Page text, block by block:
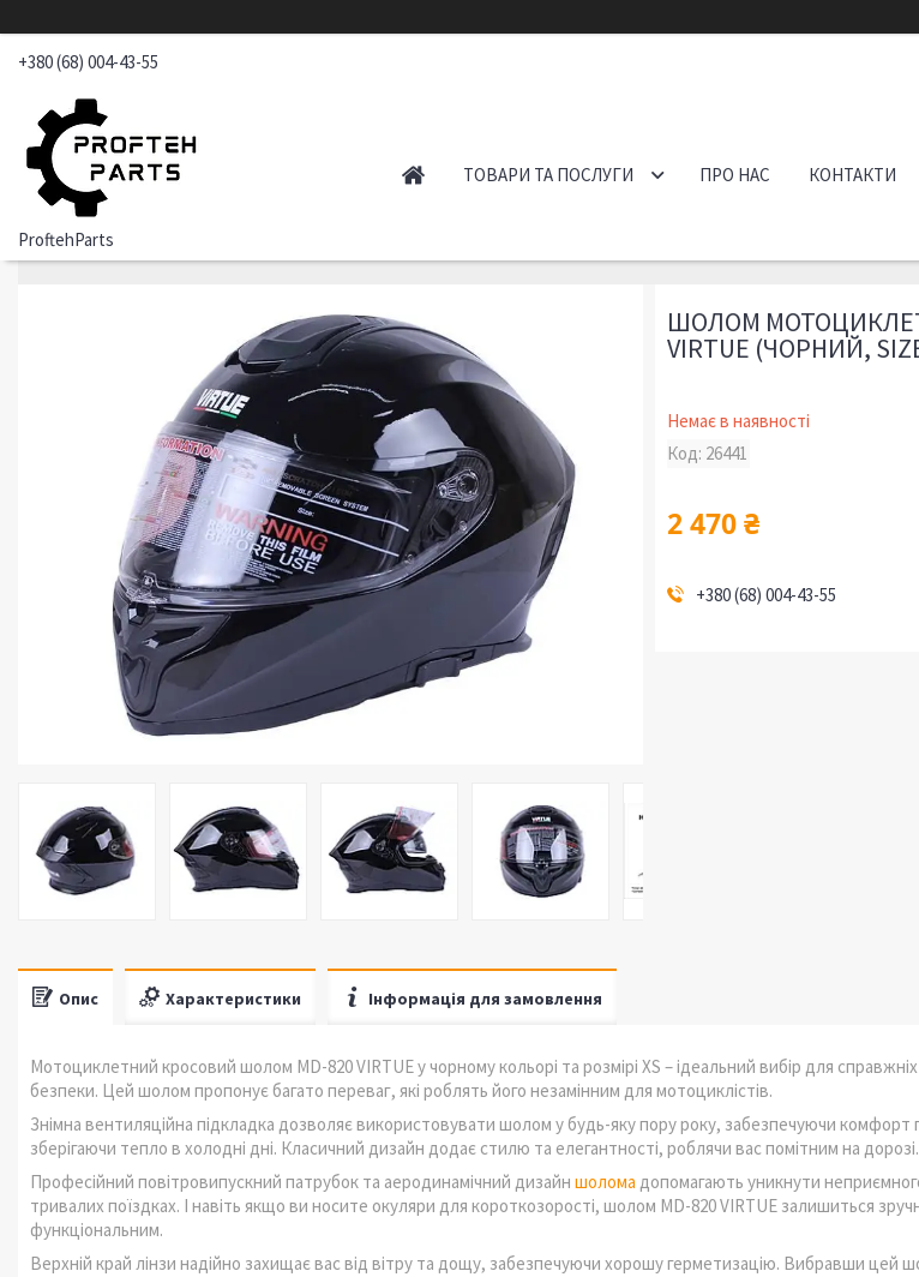
+380 (68) 004-43-55
ProftehParts
ТОВАРИ ТА ПОСЛУГИ ПРО НАС КОНТАКТИ
ШОЛОМ
VIRTUE (ЧОРНИЙ,
Немає в наявності
Код: 26441
2 470 ₴
+380 (68) 004-43-55
Опис Характеристики Інформація для замовлення
Мотоциклетний кросовий шолом MD-820 VIRTUE у чорному кольорі та розмірі XS – ідеальний вибір для
безпеки. Цей шолом пропонує багато переваг, які роблять його незамінним для мотоциклістів.
Знімна вентиляційна підкладка дозволяє використовувати шолом у будь-яку пору року, забезпечуючи комфорт
зберігаючи тепло в холодні дні. Класичний дизайн додає стилю та елегантності, роблячи вас помітним на дорозі.
Професійний повітровипускний патрубок та аеродинамічний дизайн шолома допомагають уникнути
тривалих поїздках. І навіть якщо ви носите окуляри для короткозорості, шолом MD-820 VIRTUE залишиться
функціональним.
Верхній край лінзи надійно захищає вас від вітру та дощу, забезпечуючи хорошу герметизацію. Вибравши цей